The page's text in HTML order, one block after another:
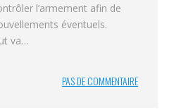
l’armement afin de
éventuels.
va…
PAS DE COMMENTAIRE